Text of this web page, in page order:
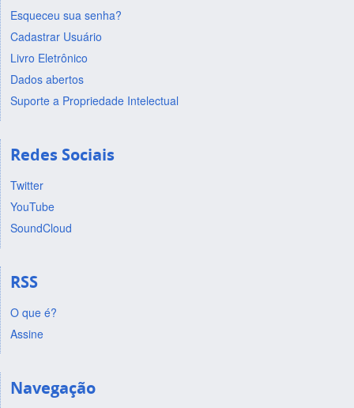
Esqueceu sua senha?
Cadastrar Usuário
Livro Eletrônico
Dados abertos
Suporte a Propriedade Intelectual
Redes Sociais
Twitter
YouTube
SoundCloud
RSS
O que é?
Assine
Navegação